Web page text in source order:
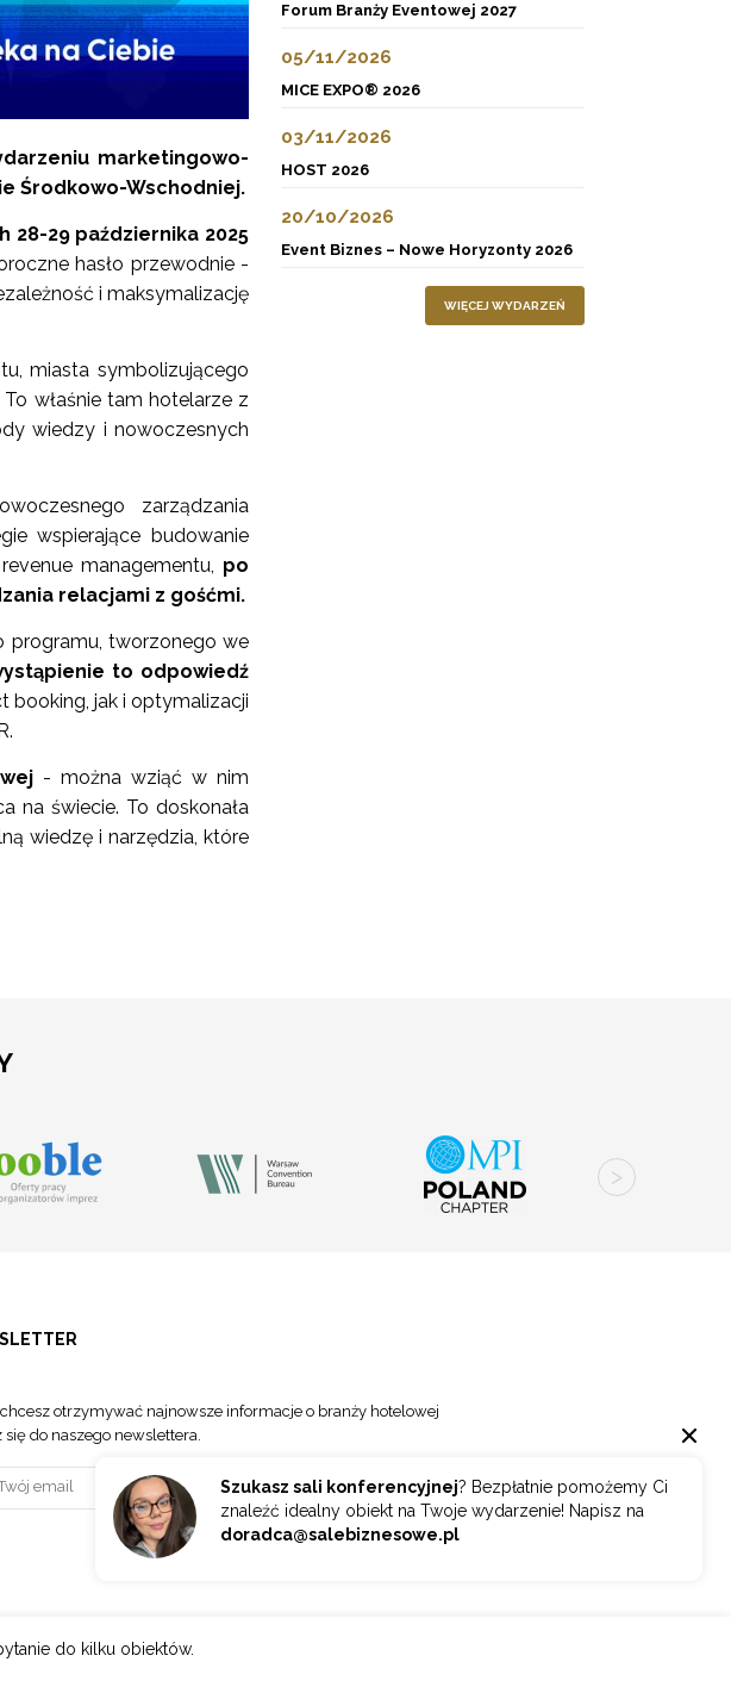
marketingowo-
Środkowo-Wschodniej.
28-29 października 2025
hasło przewodnie -
i maksymalizację
miasta symbolizującego
właśnie tam hotelarze z
wiedzy i nowoczesnych
zarządzania
wspierające budowanie
managementu, po
relacjami z gośćmi.
programu, tworzonego we
to odpowiedź
booking, jak i optymalizacji
- można wziąć w nim
na świecie. To doskonała
wiedzę i narzędzia, które
Forum Branży Eventowej 2027
05/11/2026
MICE EXPO® 2026
03/11/2026
HOST 2026
20/10/2026
Event Biznes – Nowe Horyzonty 2026
WIĘCEJ WYDARZEŃ
Szukasz sali konferencyjnej? Bezpłatnie pomożemy Ci
znaleźć idealny obiekt na Twoje wydarzenie! Napisz na
doradca@salebiznesowe.pl
otrzymywać najnowsze informacje o branży hotelowej
się do naszego newslettera.
Wybierz ZAPISZ SIĘ
do kilku obiektów.